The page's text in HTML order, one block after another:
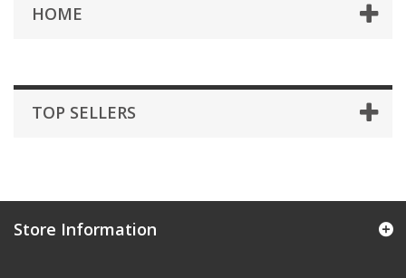
HOME
TOP SELLERS
Store Information